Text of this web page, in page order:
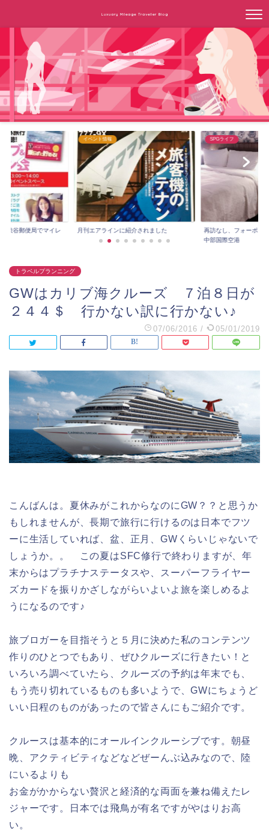
Luxuary Mileage Traveller Blog
介されました
SPGライフ
再訪なし、フォーポイントバイシェラトン
中部国際空港
SPGライフ
２年目のSPG無料宿泊
トラベルプランニング
GWはカリブ海クルーズ ７泊８日が
２４４＄ 行かない訳に行かない♪
07/06/2016 / 05/01/2019
こんばんは。夏休みがこれからなのにGW？？と思うか
もしれませんが、長期で旅行に行けるのは日本でフツ
ーに生活していれば、盆、正月、GWくらいじゃないで
しょうか。。 この夏はSFC修行で終わりますが、年
末からはプラチナステータスや、スーパーフライヤー
ズカードを振りかざしながらいよいよ旅を楽しめるよ
うになるのです♪
旅ブロガーを目指そうと５月に決めた私のコンテンツ
作りのひとつでもあり、ぜひクルーズに行きたい！と
いろいろ調べていたら、クルーズの予約は年末でも、
もう売り切れているものも多いようで、GWにちょうど
いい日程のものがあったので皆さんにもご紹介です。
クルースは基本的にオールインクルーシブです。朝昼
晩、アクティビティなどなどぜーんぶ込みなので、陸
にいるよりも
お金がかからない贅沢と経済的な両面を兼ね備えたレ
ジャーです。日本では飛鳥が有名ですがやはりお高
い。